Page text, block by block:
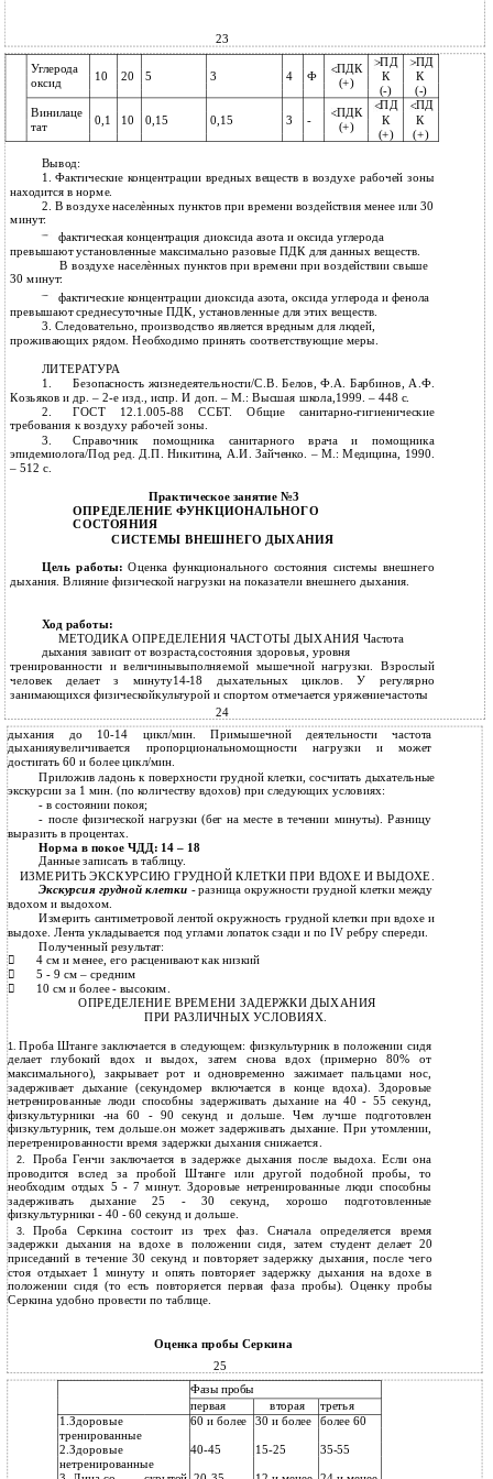
23
Углерода ПДК
ПД
ПД
10
20 5 3 4 Ф К К
оксид (+)
(-) (-)
Винилаце ПДК
ПД
ПД
0,1
10 0,15 0,15 3 - К К
тат (+)
(+) (+)
Вывод:
1. Фактические концентрации вредных веществ в воздухе рабочей зоны
находится в норме.
2. В воздухе населѐнных пунктов при времени воздействия менее или 30
минут:
фактическая концентрация диоксида азота и оксида углерода
превышают установленные максимально разовые ПДК для данных веществ.
В воздухе населѐнных пунктов при времени при воздействии свыше
30 минут:
фактические концентрации диоксида азота, оксида углерода и фенола
превышают среднесуточные ПДК, установленные для этих веществ.
3. Следовательно, производство является вредным для людей,
проживающих рядом. Необходимо принять соответствующие меры.
ЛИТЕРАТУРА
1. Безопасность жизнедеятельности/С.В. Белов, Ф.А. Барбинов, А.Ф.
Козьяков и др. –2-е изд., испр. И доп. – М.: Высшая школа,1999. – 448 с.
2. ГОСТ 12.1.005-88 ССБТ. Общие санитарно-гигиенические
требования к воздуху рабочей зоны.
3.
Справочник помощника санитарного врача и помощника
эпидемиолога/Под ред. Д.П. Никитина, А.И. Зайченко. – М.: Медицина, 1990.
– 512 с.
Практическое занятие №3
ОПРЕДЕЛЕНИЕ ФУНКЦИОНАЛЬНОГО
СОСТОЯНИЯ
СИСТЕМЫ ВНЕШНЕГО ДЫХАНИЯ
Цель работы:Оценка функционального состояния системы внешнего
дыхания. Влияние физической нагрузки на показатели внешнего дыхания.
Ход работы:
МЕТОДИКА ОПРЕДЕЛЕНИЯ ЧАСТОТЫ ДЫХАНИЯ Частота
дыхания зависит от возраста,состояния здоровья, уровня
тренированности и величинывыполняемой мышечной нагрузки. Взрослый
человек делает з минуту14-18 дыхательных циклов. У регулярно
занимающихся физическойкультурой и спортом отмечается уряжениечастоты
24
дыхания до 10-14 цикл/мин. Примышечной деятельности частота
дыханияувеличивается пропорциональномощности нагрузки и может
достигать 60 и более цикл/мин.
Приложив ладонь к поверхности грудной клетки, сосчитать дыхательные
экскурсии за 1 мин. (по количеству вдохов) при следующих условиях:
- в состоянии покоя;
- после физической нагрузки (бег на месте в течении минуты). Разницу
выразить в процентах.
Норма в покое ЧДД: 14 – 18
Данные записать в таблицу.
ИЗМЕРИТЬ ЭКСКУРСИЮ ГРУДНОЙ КЛЕТКИ ПРИ ВДОХЕ И ВЫДОХЕ.
Экскурсия грудной клетки - разница окружности грудной клетки между
вдохом и выдохом.
Измерить сантиметровой лентой окружность грудной клетки при вдохе и
выдохе. Лента укладывается под углами лопаток сзади и по IV ребру спереди.
Полученный результат:
 4 см и менее, его расценивают как низкий
 5 - 9 см – средним

10 см и более - высоким.
ОПРЕДЕЛЕНИЕ ВРЕМЕНИ ЗАДЕРЖКИ ДЫХАНИЯ
ПРИ РАЗЛИЧНЫХ УСЛОВИЯХ.
1. Проба Штанге заключается в следующем: физкультурник в положении сидя
делает глубокий вдох и выдох, затем снова вдох (примерно 80% от
максимального), закрывает рот и одновременно зажимает пальцами нос,
задерживает дыхание (секундомер включается в конце вдоха). Здоровые
нетренированные люди способны задерживать дыхание на 40 - 55 секунд,
физкультурники -на 60 - 90 секунд и дольше. Чем лучше подготовлен
физкультурник, тем дольше.он может задерживать дыхание. При утомлении,
перетренированности время задержки дыхания снижается.
2. Проба Генчи заключается в задержке дыхания после выдоха. Если она
проводится вслед за пробой Штанге или другой подобной пробы, то
необходим отдых 5 - 7 минут. Здоровые нетренированные люди способны
задерживать дыхание 25 - 30 секунд, хорошо подготовленные
физкультурники - 40 - 60 секунд и дольше.
3. Проба Серкина состоит из трех фаз. Сначала определяется время
задержки дыхания на вдохе в положении сидя, затем студент делает 20
приседаний в течение 30 секунд и повторяет задержку дыхания, после чего
стоя отдыхает 1 минуту и опять повторяет задержку дыхания на вдохе в
положении сидя (то есть повторяется первая фаза пробы). Оценку пробы
Серкина удобно провести по таблице.
Оценка пробы Серкина
25
Фазы пробы
первая вторая третья
1.Здоровые 60 и более 30 и более
более 60
тренированные
2.Здоровые 40-45 15-25 35-55
нетренированные